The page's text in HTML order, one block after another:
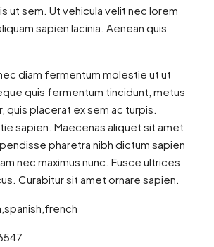
ut sem. Ut vehicula velit nec lorem
sapien lacinia. Aenean quis
diam fermentum molestie ut ut
quis fermentum tincidunt, metus
quis placerat ex sem ac turpis.
sapien. Maecenas aliquet sit amet
pharetra nibh dictum sapien
nec maximus nunc. Fusce ultrices
Curabitur sit amet ornare sapien.